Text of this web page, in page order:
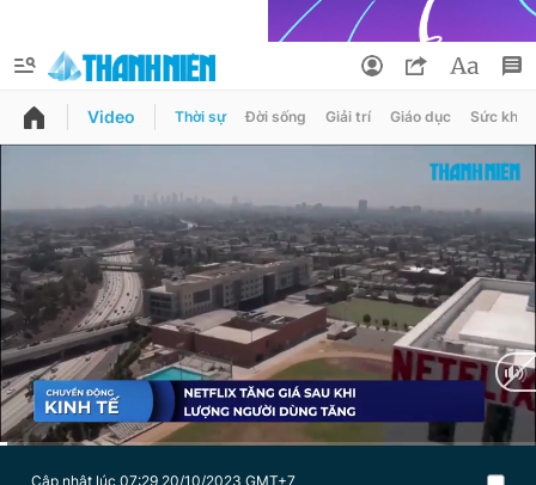
QUẢNG CÁO
Chuyên mục
Chuyên mục khác
Chào ngày mới Tin 24h
Thông tin tài khoản
Đổi mật khẩu
Tin đã lưu
Tin đã xem
Đăng xuất
Video Thời sự Đời sống Giải trí Giáo dục Sức khỏe
Cập nhật lúc 07:29 20/10/2023 GMT+7